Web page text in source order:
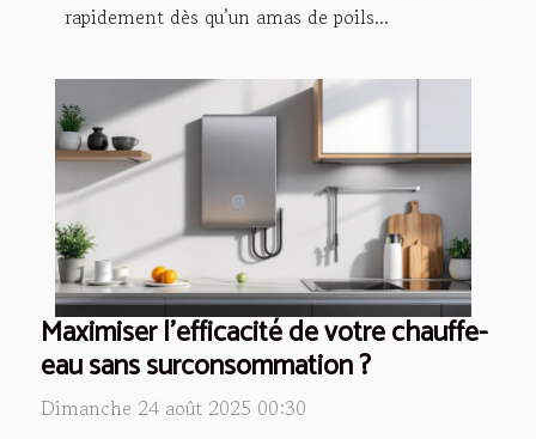
rapidement dès qu’un amas de poils...
Maximiser l'efficacité de votre chauffe-
eau sans surconsommation ?
Dimanche 24 août 2025 00:30